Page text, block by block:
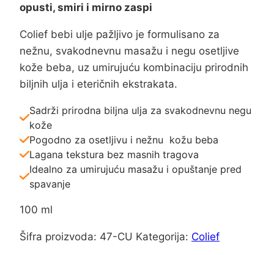
opusti, smiri i mirno zaspi
Colief bebi ulje pažljivo je formulisano za
nežnu, svakodnevnu masažu i negu osetljive
kože beba, uz umirujuću kombinaciju prirodnih
biljnih ulja i eteričnih ekstrakata.
Sadrži prirodna biljna ulja za svakodnevnu negu
kože
Pogodno za osetljivu i nežnu kožu beba
Lagana tekstura bez masnih tragova
Idealno za umirujuću masažu i opuštanje pred
spavanje
100 ml
Šifra proizvoda: 47-CU Kategorija: Colief